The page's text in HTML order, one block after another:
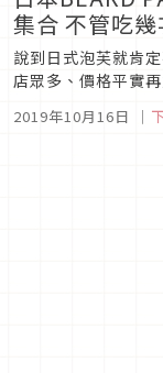
集合 不管吃幾
說到日式泡芙就肯
店眾多、價格平實
歡，在迎來20週年
名的款式讓大家知
2019年10月16日 ｜